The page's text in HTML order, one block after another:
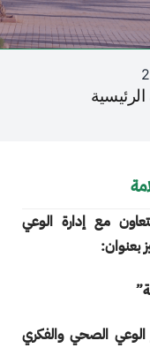
مع إدارة الوعي
بعنوان:
الصحي والفكري